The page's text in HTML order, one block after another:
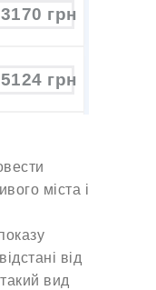
грн
грн
грн
міста і
від
вид